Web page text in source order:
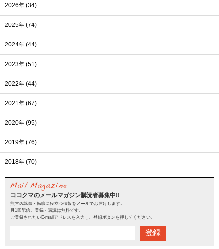
2026年 (34)
2025年 (74)
2024年 (44)
2023年 (51)
2022年 (44)
2021年 (67)
2020年 (95)
2019年 (76)
2018年 (70)
ココクマのメールマガジン購読者募集中!!
熊本の就職・転職に役立つ情報をメールでお届けします。
月1回配信。登録・購読は無料です。
ご登録されたいE-mailアドレスを入力し、登録ボタンを押してください。
登録